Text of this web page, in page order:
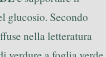
glucosio. Secondo
nella letteratura